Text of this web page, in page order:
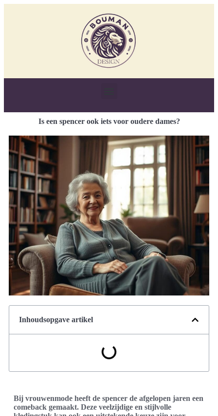
Is een spencer ook iets voor oudere dames?
Inhoudsopgave artikel
Bij vrouwenmode heeft de spencer de afgelopen jaren een
comeback gemaakt. Deze veelzijdige en stijlvolle